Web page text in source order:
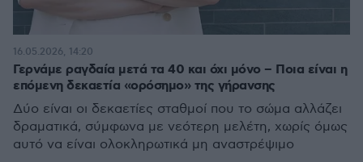
Γερνάμε ραγδαία μετά τα 40 και όχι μόνο – Ποια είναι η
επόμενη δεκαετία «ορόσημο» της γήρανσης
Δύο είναι οι δεκαετίες σταθμοί που το σώμα αλλάζει
δραματικά, σύμφωνα με νεότερη μελέτη, χωρίς όμως
αυτό να είναι ολοκληρωτικά μη αναστρέψιμο
16.05.2026, 14:20